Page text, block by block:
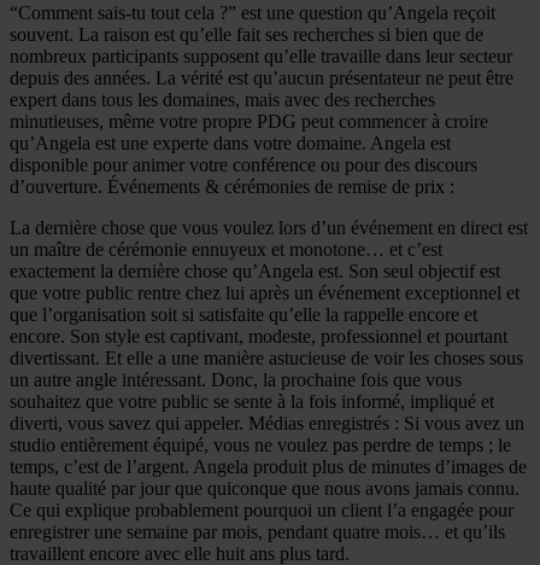
“Comment sais-tu tout cela ?” est une question qu’Angela reçoit
souvent. La raison est qu’elle fait ses recherches si bien que de
nombreux participants supposent qu’elle travaille dans leur secteur
depuis des années. La vérité est qu’aucun présentateur ne peut être
expert dans tous les domaines, mais avec des recherches
minutieuses, même votre propre PDG peut commencer à croire
qu’Angela est une experte dans votre domaine. Angela est
disponible pour animer votre conférence ou pour des discours
d’ouverture. Événements & cérémonies de remise de prix :
La dernière chose que vous voulez lors d’un événement en direct est
un maître de cérémonie ennuyeux et monotone… et c’est
exactement la dernière chose qu’Angela est. Son seul objectif est
que votre public rentre chez lui après un événement exceptionnel et
que l’organisation soit si satisfaite qu’elle la rappelle encore et
encore. Son style est captivant, modeste, professionnel et pourtant
divertissant. Et elle a une manière astucieuse de voir les choses sous
un autre angle intéressant. Donc, la prochaine fois que vous
souhaitez que votre public se sente à la fois informé, impliqué et
diverti, vous savez qui appeler. Médias enregistrés : Si vous avez un
studio entièrement équipé, vous ne voulez pas perdre de temps ; le
temps, c’est de l’argent. Angela produit plus de minutes d’images de
haute qualité par jour que quiconque que nous avons jamais connu.
Ce qui explique probablement pourquoi un client l’a engagée pour
enregistrer une semaine par mois, pendant quatre mois… et qu’ils
travaillent encore avec elle huit ans plus tard.